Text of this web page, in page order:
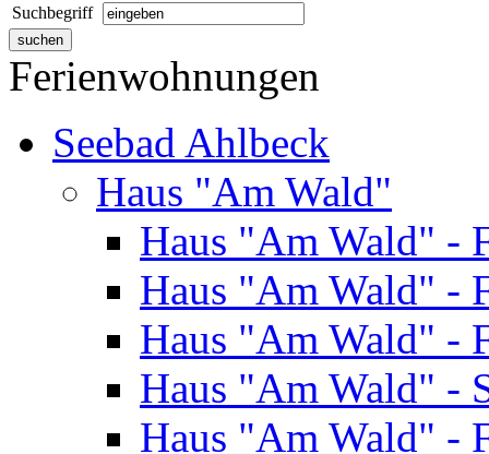
Suchbegriff
Ferienwohnungen
Seebad Ahlbeck
Haus "Am Wald"
Haus "Am Wald" -
Haus "Am Wald" -
Haus "Am Wald" -
Haus "Am Wald" -
Haus "Am Wald" -